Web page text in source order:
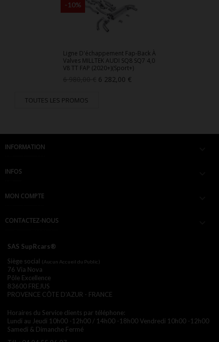
Ligne D'échappement Fap-Back À
Valves MILLTEK AUDI SQ8 SQ7 4,0
V8 TT FAP (2020+)(Sport+)
base
Prix
6 282,00 €
-10%
TOUTES LES PROMOS
INFORMATION
INFOS
MON COMPTE
CONTACTEZ-NOUS
SAS SupRcars®
Siège social (Aucun Accueil du Public)
76 Via Nova
Pôle Excellence
83600 FREJUS
PROVENCE CÔTE D'AZUR - FRANCE
Horaires du Service clients par téléphone:
Lundi au Jeudi 10h00 -12h00 / 14h00 -18h00Vendredi 10h00 -12h00
Samedi & Dimanche Fermé